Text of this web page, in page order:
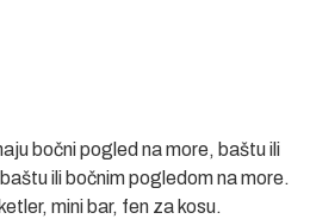
bočni pogled na more, baštu ili
ili bočnim pogledom na more.
mini bar, fen za kosu.